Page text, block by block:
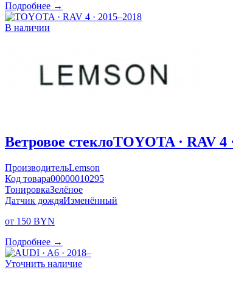
Подробнее →
В наличии
Ветровое стеклоTOYOTA · RAV 4
ПроизводительLemson
Код товара00000010295
ТонировкаЗелёное
Датчик дождяИзменённый
от 150 BYN
Подробнее →
Уточнить наличие